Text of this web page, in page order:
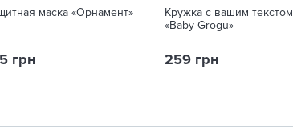
маска «Орнамент»
грн
Кружка с вашим текстом
«Baby Grogu»
259 грн